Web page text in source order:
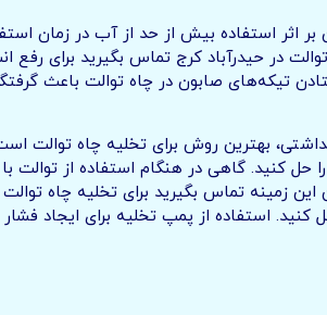
بر اثر استفاده بیش از حد از آب در زمان
در حیدرآباد کرج تماس بگیرید برای رفع
تیکه‌های صابون در چاه توالت باعث
بهترین روش برای تخلیه چاه توالت
حل کنید. گاهی در هنگام استفاده از
زمینه تماس بگیرید برای تخلیه چاه
استفاده از پمپ تخلیه برای ایجاد